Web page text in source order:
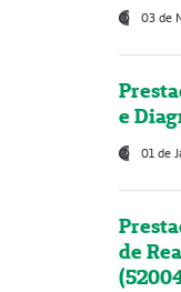
03 de
e
01 de
de